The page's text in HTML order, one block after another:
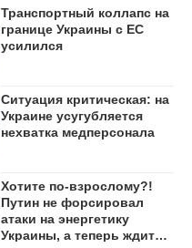
Транспортный коллапс на
границе Украины с ЕС
усилился
Ситуация критическая: на
Украине усугубляется
нехватка медперсонала
Хотите по-взрослому?!
Путин не форсировал
атаки на энергетику
Украины, а теперь ждите